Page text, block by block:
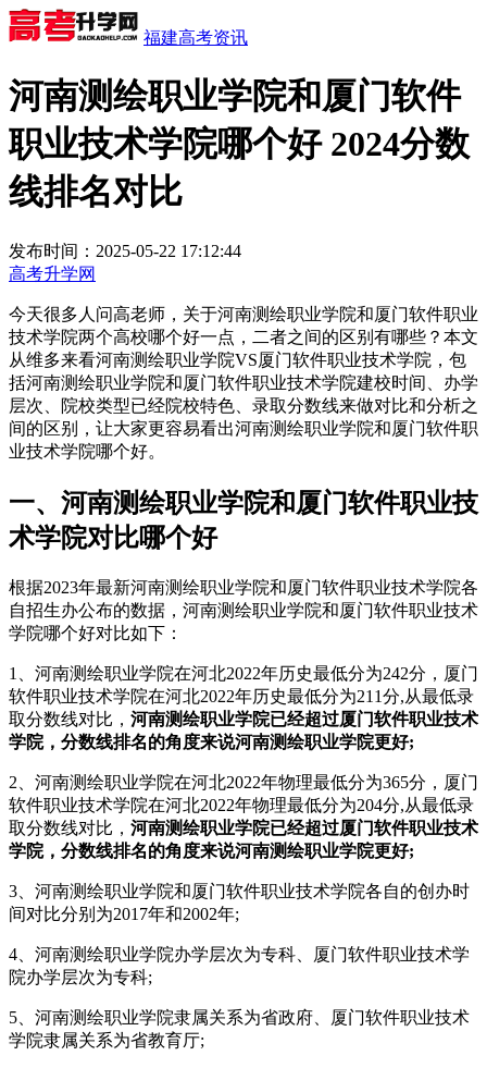
福建高考资讯
河南测绘职业学院和厦门软件
职业技术学院哪个好 2024分数
线排名对比
发布时间：2025-05-22 17:12:44
高考升学网
今天很多人问高老师，关于河南测绘职业学院和厦门软件职业
技术学院两个高校哪个好一点，二者之间的区别有哪些？本文
从维多来看河南测绘职业学院VS厦门软件职业技术学院，包
括河南测绘职业学院和厦门软件职业技术学院建校时间、办学
层次、院校类型已经院校特色、录取分数线来做对比和分析之
间的区别，让大家更容易看出河南测绘职业学院和厦门软件职
业技术学院哪个好。
一、河南测绘职业学院和厦门软件职业技
术学院对比哪个好
根据2023年最新河南测绘职业学院和厦门软件职业技术学院各
自招生办公布的数据，河南测绘职业学院和厦门软件职业技术
学院哪个好对比如下：
1、河南测绘职业学院在河北2022年历史最低分为242分，厦门
软件职业技术学院在河北2022年历史最低分为211分,从最低录
取分数线对比， 河南测绘职业学院已经超过厦门软件职业技术
学院，分数线排名的角度来说河南测绘职业学院更好;
2、河南测绘职业学院在河北2022年物理最低分为365分，厦门
软件职业技术学院在河北2022年物理最低分为204分,从最低录
取分数线对比， 河南测绘职业学院已经超过厦门软件职业技术
学院，分数线排名的角度来说河南测绘职业学院更好;
3、河南测绘职业学院和厦门软件职业技术学院各自的创办时
间对比分别为2017年和2002年;
4、河南测绘职业学院办学层次为专科、厦门软件职业技术学
院办学层次为专科;
5、河南测绘职业学院隶属关系为省政府、厦门软件职业技术
学院隶属关系为省教育厅;